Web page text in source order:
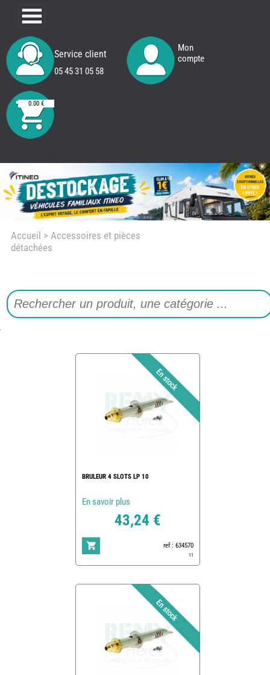
Service client
05 45 31 05 58
Mon
compte
0.00 €
Accueil > Accessoires et pièces
détachées
BRULEUR 4 SLOTS LP 10
En savoir plus
43,24 €
ref : 634570
11